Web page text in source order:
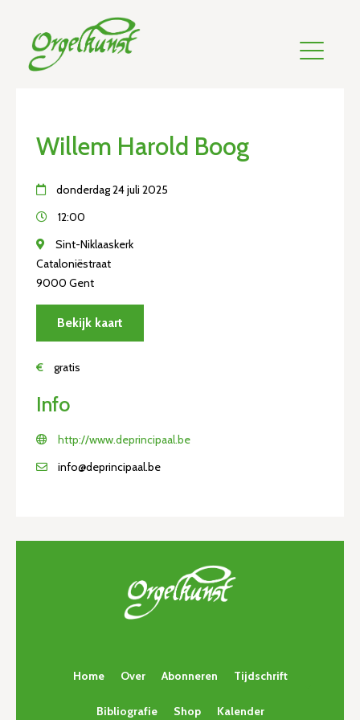
Willem Harold Boog
donderdag 24 juli 2025
12:00
Sint-Niklaaskerk
Cataloniëstraat
9000 Gent
Bekijk kaart
€ gratis
Info
http://www.deprincipaal.be
info@deprincipaal.be
Home Over Abonneren Tijdschrift
Bibliografie Shop Kalender